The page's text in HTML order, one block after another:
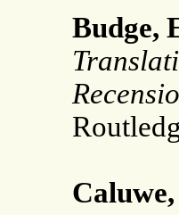
Budge,